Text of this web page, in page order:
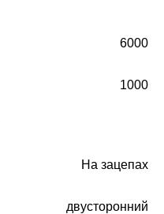
6000
1000
На зацепах
двусторонний